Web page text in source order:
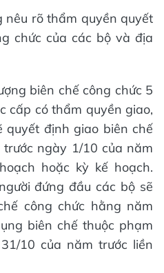
nêu rõ thẩm quyền quyết
chức của các bộ và địa
biên chế công chức 5
cấp có thẩm quyền giao,
quyết định giao biên chế
ngày 1/10 của năm
hoặc kỳ kế hoạch.
đứng đầu các bộ sẽ
công chức hằng năm
biên chế thuộc phạm
10 của năm trước liền